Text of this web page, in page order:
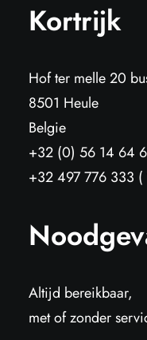
Kortrijk
Hof ter melle 20
8501 Heule
Belgie
+32 (0) 56 14 64
+32 497 776 333 (
Altijd bereikbaar,
met of zonder